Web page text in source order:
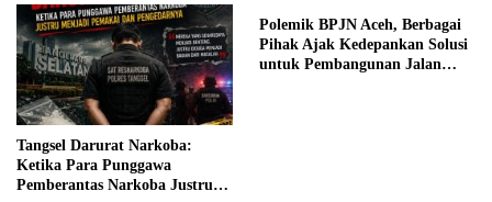
Tangsel Darurat Narkoba:
Ketika Para Punggawa
Pemberantas Narkoba Justru
Polemik BPJN Aceh, Berbagai
Pihak Ajak Kedepankan Solusi
untuk Pembangunan Jalan